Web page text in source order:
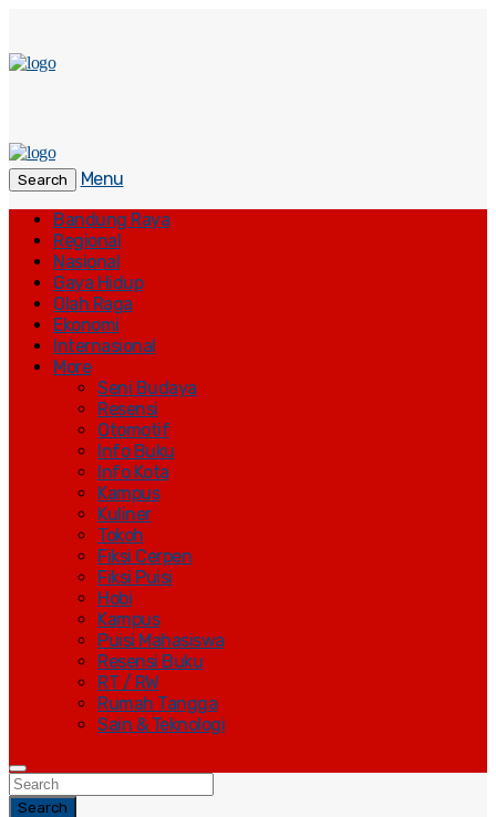
Search
Menu
Bandung Raya
Regional
Nasional
Gaya Hidup
Olah Raga
Ekonomi
Internasional
More
Seni Budaya
Resensi
Otomotif
Info Buku
Info Kota
Kampus
Kuliner
Tokoh
Fiksi Cerpen
Fiksi Puisi
Hobi
Kampus
Puisi Mahasiswa
Resensi Buku
RT / RW
Rumah Tangga
Sain & Teknologi
Search